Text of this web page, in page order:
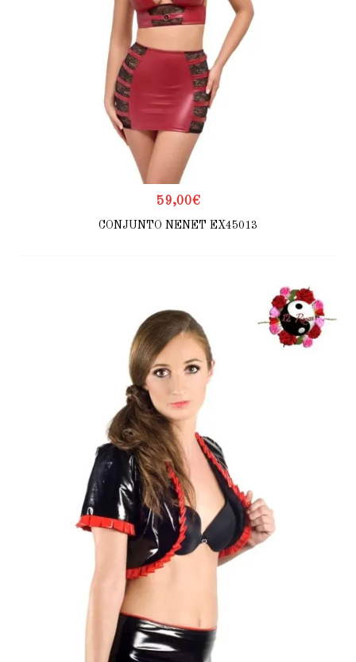
59,00€
CONJUNTO NENET EX45013